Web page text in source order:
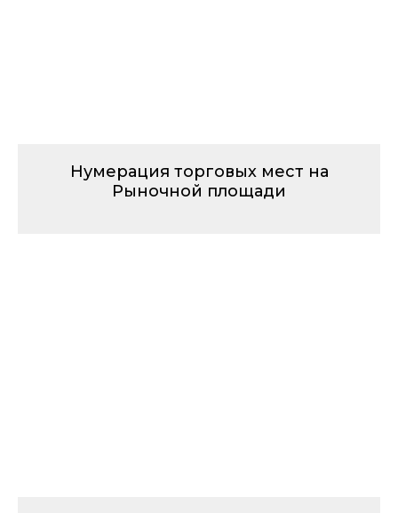
Нумерация торговых мест на
Рыночной площади